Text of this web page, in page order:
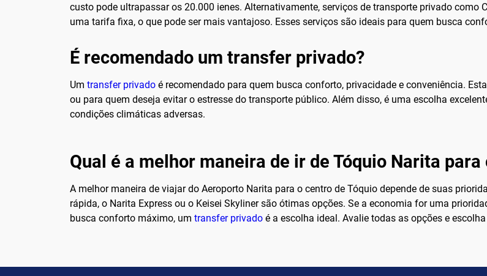
custo pode ultrapassar os 20.000 ienes. Alternativamente, serviços de transporte privado como
uma tarifa fixa, o que pode ser mais vantajoso. Esses serviços são ideais para quem busca
É recomendado um transfer privado?
Um transfer privado é recomendado para quem busca conforto, privacidade e conveniência.
ou para quem deseja evitar o estresse do transporte público. Além disso, é uma escolha
condições climáticas adversas.
Qual é a melhor maneira de ir de Tóquio Narita
A melhor maneira de viajar do Aeroporto Narita para o centro de Tóquio depende de suas
rápida, o Narita Express ou o Keisei Skyliner são ótimas opções. Se a economia for uma
busca conforto máximo, um transfer privado é a escolha ideal. Avalie todas as opções e